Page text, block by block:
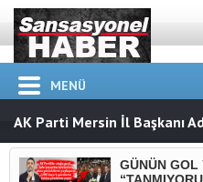
MENÜ
AK Parti Mersin İl Başkanı
GÜNÜN GOL